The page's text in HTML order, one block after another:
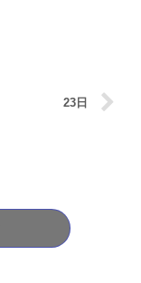
23日